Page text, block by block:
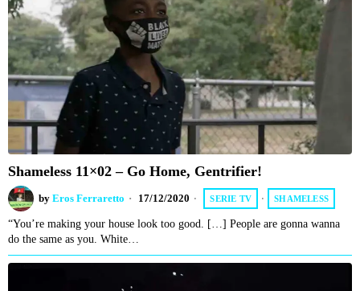
Shameless 11×02 – Go Home, Gentrifier!
by Eros Ferraretto 17/12/2020 SERIE TV · SHAMELESS
“You’re making your house look too good. […] People are gonna wanna
do the same as you. White…